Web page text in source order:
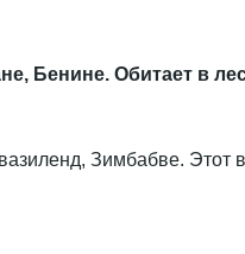
Бенине. Обитает в
Зимбабве. Этот